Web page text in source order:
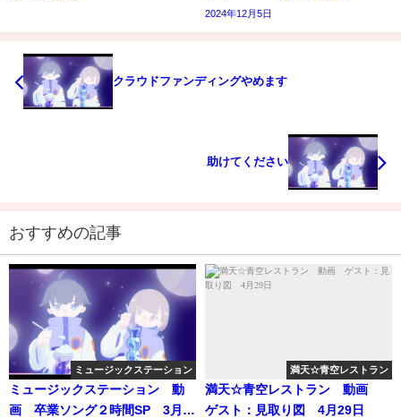
2024年12月5日
クラウドファンディングやめます
助けてください
おすすめの記事
ミュージックステーション
ミュージックステーション 動
画 卒業ソング２時間SP 3月
満天☆青空レストラン
満天☆青空レストラン 動画
ゲスト：見取り図 4月29日